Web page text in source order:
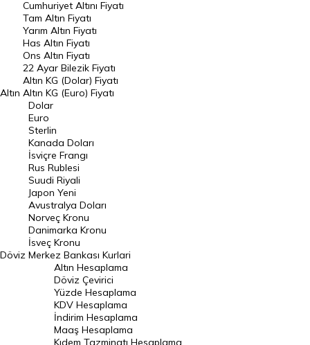
Endeksler
DÖVİZ
Döviz Kuru
Dolar Kuru
Euro Kuru
Pound Kuru
Frank Kuru
Riyal Kuru
Avustralya Doları
Danimarka Kronu Kuru
Kanada Doları Kuru
Norveç Kronu Kuru
İsveç Kronu Kuru
Japon Yeni Kuru
Serbest Piyasa Döviz Kurları
Altın
Cumhuriyet Altını Fiyatı
Tam Altın Fiyatı
Yarım Altın Fiyatı
Has Altın Fiyatı
Ons Altın Fiyatı
22 Ayar Bilezik Fiyatı
Altın KG (Dolar) Fiyatı
Altın KG (Euro) Fiyatı
Döviz
Dolar
Euro
Sterlin
Kanada Doları
İsviçre Frangı
Rus Rublesi
Suudi Riyali
Japon Yeni
Avustralya Doları
Norveç Kronu
Danimarka Kronu
İsveç Kronu
Merkez Bankası Kurlari
Altın Hesaplama
Döviz Çevirici
Yüzde Hesaplama
KDV Hesaplama
İndirim Hesaplama
Maaş Hesaplama
Kıdem Tazminatı Hesaplama